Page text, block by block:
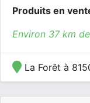
Produits en
Environ 37 km
La Forêt à